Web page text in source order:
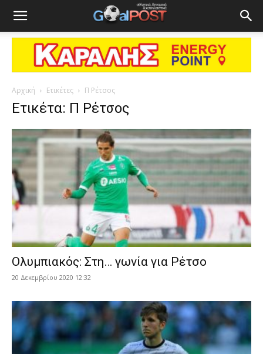
Αρχική Ετικέτες Π Ρέτσος
Ετικέτα: Π Ρέτσος
Ολυμπιακός: Στη… γωνία για Ρέτσο
20 Δεκεμβρίου 2020 12:32